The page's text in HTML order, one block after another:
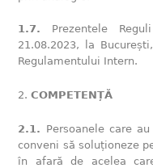
1.7. Prezentele
21.08.2023, la
Regulamentului Intern.
COMPETENȚĂ
2.1. Persoanele care
conveni să soluționeze
în afară de acelea